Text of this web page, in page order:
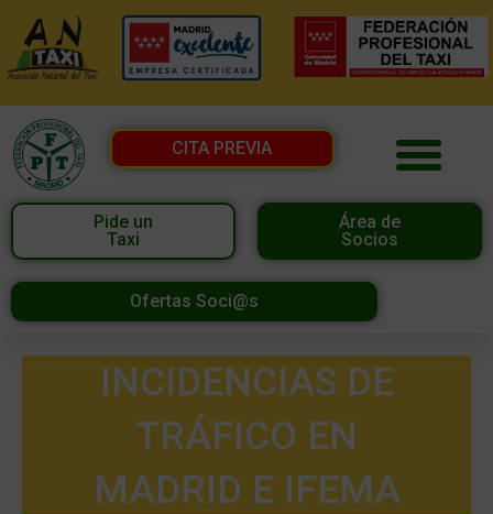
CITA PREVIA
Pide un
Taxi
Área de
Socios
Ofertas Soci@s
INCIDENCIAS DE
TRÁFICO EN
MADRID E IFEMA